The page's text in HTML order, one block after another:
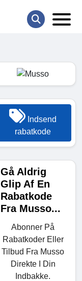
Indsend
rabatkode
Gå Aldrig
Glip Af En
Rabatkode
Fra Musso...
Abonner På
Rabatkoder Eller
Tilbud Fra Musso
Direkte I Din
Indbakke.